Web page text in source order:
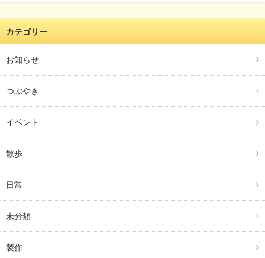
カテゴリー
お知らせ
つぶやき
イベント
散歩
日常
未分類
製作